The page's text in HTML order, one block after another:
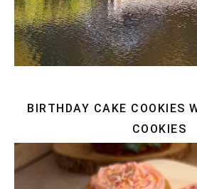
BIRTHDAY CAKE COOKIES
COOKIES